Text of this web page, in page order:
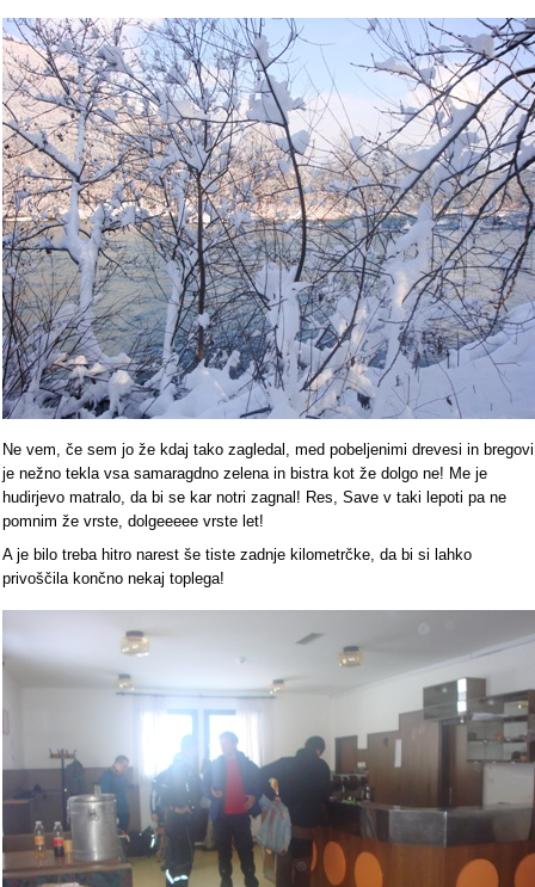
Ne vem, če sem jo že kdaj tako zagledal, med pobeljenimi drevesi in bregovi
je nežno tekla vsa samaragdno zelena in bistra kot že dolgo ne! Me je
hudirjevo matralo, da bi se kar notri zagnal! Res, Save v taki lepoti pa ne
pomnim že vrste, dolgeeeee vrste let!
A je bilo treba hitro narest še tiste zadnje kilometrčke, da bi si lahko
privoščila končno nekaj toplega!